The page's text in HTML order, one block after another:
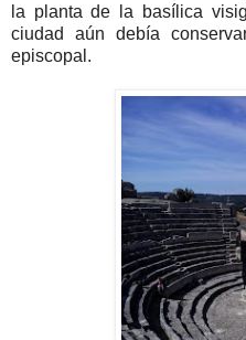
la planta de la basílica
ciudad aún debía
episcopal.